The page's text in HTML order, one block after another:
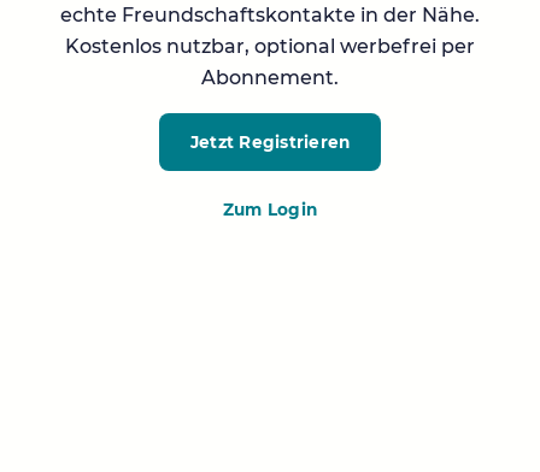
echte Freundschaftskontakte in der Nähe.
Kostenlos nutzbar, optional werbefrei per
Abonnement.
Jetzt Registrieren
Zum Login